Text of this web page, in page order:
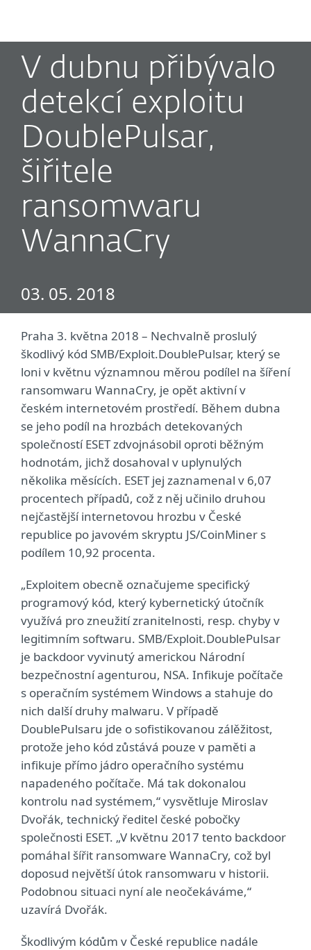
V dubnu přibývalo
detekcí exploitu
DoublePulsar,
šiřitele
ransomwaru
WannaCry
03. 05. 2018
Praha 3. května 2018 – Nechvalně proslulý
škodlivý kód SMB/Exploit.DoublePulsar, který se
loni v květnu významnou měrou podílel na šíření
ransomwaru WannaCry, je opět aktivní v
českém internetovém prostředí. Během dubna
se jeho podíl na hrozbách detekovaných
společností ESET zdvojnásobil oproti běžným
hodnotám, jichž dosahoval v uplynulých
několika měsících. ESET jej zaznamenal v 6,07
procentech případů, což z něj učinilo druhou
nejčastější internetovou hrozbu v České
republice po javovém skryptu JS/CoinMiner s
podílem 10,92 procenta.
„Exploitem obecně označujeme specifický
programový kód, který kybernetický útočník
využívá pro zneužití zranitelnosti, resp. chyby v
legitimním softwaru. SMB/Exploit.DoublePulsar
je backdoor vyvinutý americkou Národní
bezpečnostní agenturou, NSA. Infikuje počítače
s operačním systémem Windows a stahuje do
nich další druhy malwaru. V případě
DoublePulsaru jde o sofistikovanou zálěžitost,
protože jeho kód zůstává pouze v paměti a
infikuje přímo jádro operačního systému
napadeného počítače. Má tak dokonalou
kontrolu nad systémem,“ vysvětluje Miroslav
Dvořák, technický ředitel české pobočky
společnosti ESET. „V květnu 2017 tento backdoor
pomáhal šířit ransomware WannaCry, což byl
doposud největší útok ransomwaru v historii.
Podobnou situaci nyní ale neočekáváme,“
uzavírá Dvořák.
Škodlivým kódům v České republice nadále